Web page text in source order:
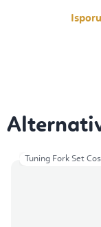
Tuning Fork Set